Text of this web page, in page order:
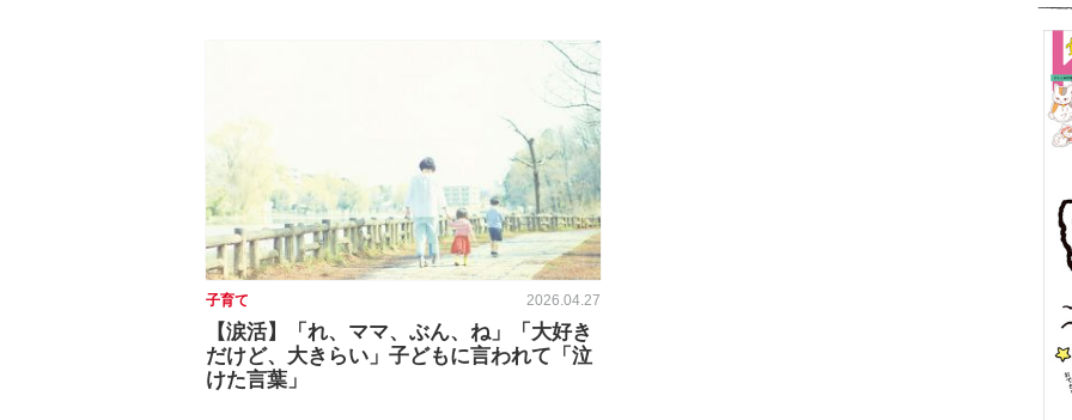
子育て 2026.04.27
【涙活】「れ、ママ、ぶん、ね」「大好き
だけど、大きらい」子どもに言われて「泣
けた言葉」